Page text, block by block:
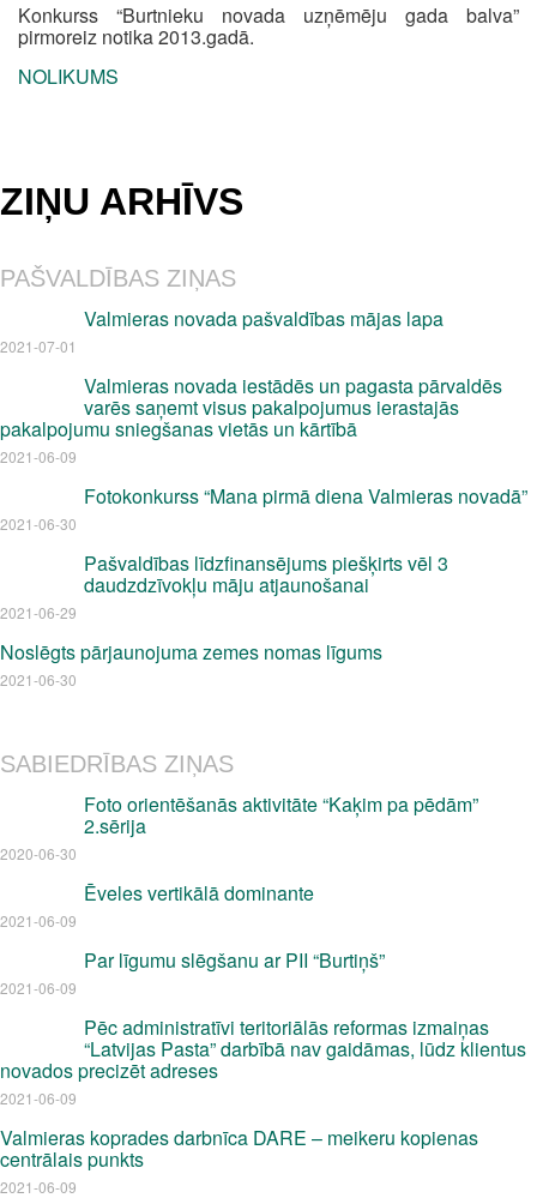
Konkurss “Burtnieku novada uzņēmēju gada balva”
pirmoreiz notika 2013.gadā.
NOLIKUMS
ZIŅU ARHĪVS
PAŠVALDĪBAS ZIŅAS
Valmieras novada pašvaldības mājas lapa
2021-07-01
Valmieras novada iestādēs un pagasta pārvaldēs
varēs saņemt visus pakalpojumus ierastajās
pakalpojumu sniegšanas vietās un kārtībā
2021-06-09
Fotokonkurss “Mana pirmā diena Valmieras novadā”
2021-06-30
Pašvaldības līdzfinansējums piešķirts vēl 3
daudzdzīvokļu māju atjaunošanai
2021-06-29
Noslēgts pārjaunojuma zemes nomas līgums
2021-06-30
SABIEDRĪBAS ZIŅAS
Foto orientēšanās aktivitāte “Kaķim pa pēdām”
2.sērija
2020-06-30
Ēveles vertikālā dominante
2021-06-09
Par līgumu slēgšanu ar PII “Burtiņš”
2021-06-09
Pēc administratīvi teritoriālās reformas izmaiņas
“Latvijas Pasta” darbībā nav gaidāmas, lūdz klientus
novados precizēt adreses
2021-06-09
Valmieras koprades darbnīca DARE – meikeru kopienas
centrālais punkts
2021-06-09